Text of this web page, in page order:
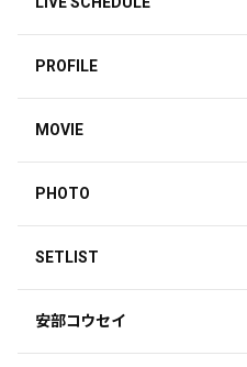
PROFILE
MOVIE
PHOTO
SETLIST
安部コウセイ